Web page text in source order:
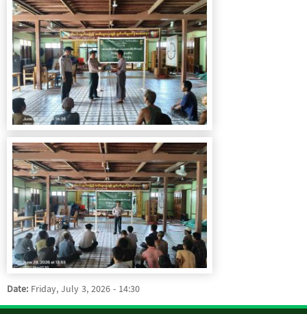
Date: Friday, July 3, 2026 - 14:30